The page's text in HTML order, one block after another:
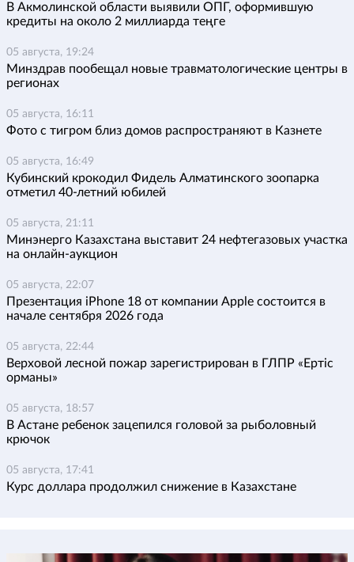
В Акмолинской области выявили ОПГ, оформившую
кредиты на около 2 миллиарда теңге
05 августа, 19:24
Минздрав пообещал новые травматологические центры в
регионах
05 августа, 16:11
Фото с тигром близ домов распространяют в Казнете
05 августа, 16:49
Кубинский крокодил Фидель Алматинского зоопарка
отметил 40-летний юбилей
05 августа, 21:11
Минэнерго Казахстана выставит 24 нефтегазовых участка
на онлайн-аукцион
05 августа, 22:07
Презентация iPhone 18 от компании Apple состоится в
начале сентября 2026 года
05 августа, 22:44
Верховой лесной пожар зарегистрирован в ГЛПР «Ертіс
орманы»
05 августа, 18:57
В Астане ребенок зацепился головой за рыболовный
крючок
05 августа, 17:41
Курс доллара продолжил снижение в Казахстане